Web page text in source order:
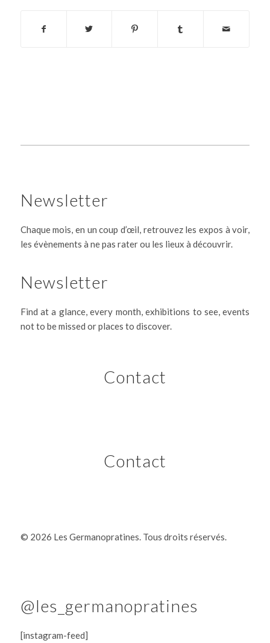
Newsletter
Chaque mois, en un coup d’œil, retrouvez les expos à voir,
les évènements à ne pas rater ou les lieux à découvrir.
Newsletter
Find at a glance, every month, exhibitions to see, events
not to be missed or places to discover.
Contact
Contact
© 2026 Les Germanopratines. Tous droits réservés.
@les_germanopratines
[instagram-feed]